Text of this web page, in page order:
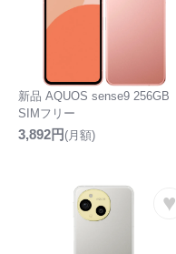
新品 AQUOS sense9 256GB
SIMフリー
3,892円(月額)
♥